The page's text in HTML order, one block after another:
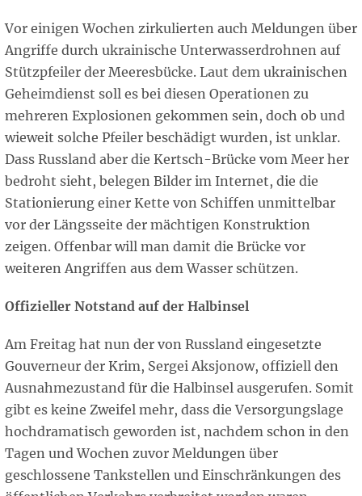
Vor einigen Wochen zirkulierten auch Meldungen über
Angriffe durch ukrainische Unterwasserdrohnen auf
Stützpfeiler der Meeresbücke. Laut dem ukrainischen
Geheimdienst soll es bei diesen Operationen zu
mehreren Explosionen gekommen sein, doch ob und
wieweit solche Pfeiler beschädigt wurden, ist unklar.
Dass Russland aber die Kertsch-Brücke vom Meer her
bedroht sieht, belegen Bilder im Internet, die die
Stationierung einer Kette von Schiffen unmittelbar
vor der Längsseite der mächtigen Konstruktion
zeigen. Offenbar will man damit die Brücke vor
weiteren Angriffen aus dem Wasser schützen.
Offizieller Notstand auf der Halbinsel
Am Freitag hat nun der von Russland eingesetzte
Gouverneur der Krim, Sergei Aksjonow, offiziell den
Ausnahmezustand für die Halbinsel ausgerufen. Somit
gibt es keine Zweifel mehr, dass die Versorgungslage
hochdramatisch geworden ist, nachdem schon in den
Tagen und Wochen zuvor Meldungen über
geschlossene Tankstellen und Einschränkungen des